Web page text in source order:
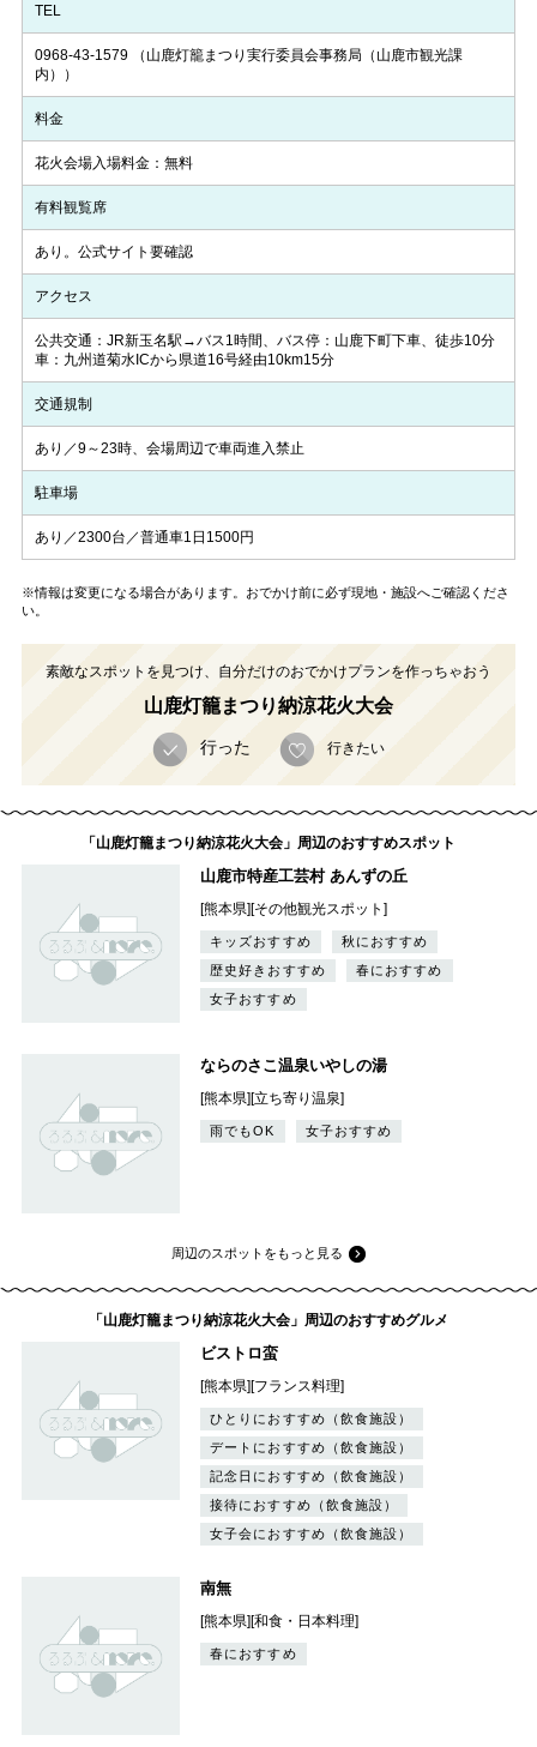
TEL
0968-43-1579（山鹿灯籠まつり実行委員会事務局（山鹿市観光課
内））
料金
花火会場入場料金：無料
有料観覧席
あり。公式サイト要確認
アクセス
公共交通：JR新玉名駅→バス1時間、バス停：山鹿下町下車、徒歩10分
車：九州道菊水ICから県道16号経由10km15分
交通規制
あり／9～23時、会場周辺で車両進入禁止
駐車場
あり／2300台／普通車1日1500円
※情報は変更になる場合があります。おでかけ前に必ず現地・施設へご確認くださ
い。
素敵なスポットを見つけ、自分だけのおでかけプランを作っちゃおう
山鹿灯籠まつり納涼花火大会
行った 行きたい
「山鹿灯籠まつり納涼花火大会」周辺のおすすめスポット
山鹿市特産工芸村 あんずの丘
[熊本県][その他観光スポット]
キッズおすすめ
秋におすすめ
歴史好きおすすめ
春におすすめ
女子おすすめ
ならのさこ温泉いやしの湯
[熊本県][立ち寄り温泉]
雨でもOK 女子おすすめ
周辺のスポットをもっと見る
「山鹿灯籠まつり納涼花火大会」周辺のおすすめグルメ
ビストロ蛮
[熊本県][フランス料理]
ひとりにおすすめ（飲食施設）
デートにおすすめ（飲食施設）
記念日におすすめ（飲食施設）
接待におすすめ（飲食施設）
女子会におすすめ（飲食施設）
南無
[熊本県][和食・日本料理]
春におすすめ